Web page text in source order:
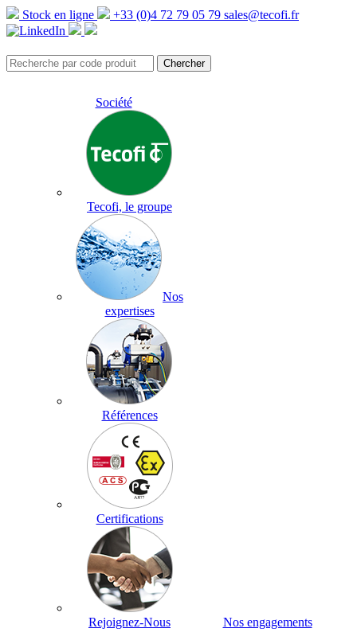
Stock en ligne +33 (0)4 72 79 05 79 sales@tecofi.fr
Société
Tecofi, le groupe
Nos
expertises
Références
Certifications
Rejoignez-Nous
Nos engagements